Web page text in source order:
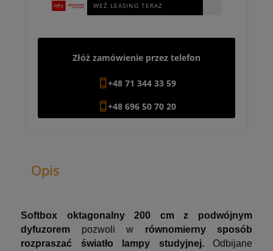
WEŹ LEASING TERAZ
Złóż zamówienie przez telefon
+48 71 344 33 59
+48 696 50 70 20
Opis
Softbox oktagonalny 200 cm z podwójnym
dyfuzorem pozwoli w równomierny sposób
rozpraszać światło lampy studyjnej.Odbijane